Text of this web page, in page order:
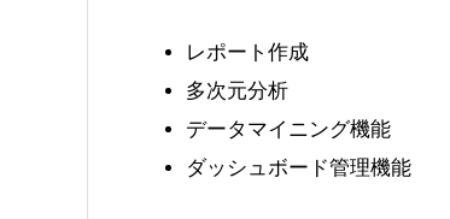
レポート作成
多次元分析
データマイニング機能
ダッシュボード管理機能